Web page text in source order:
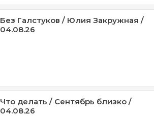
Без Галстуков / Юлия Закружная /
04.08.26
Что делать / Сентябрь близко /
04.08.26